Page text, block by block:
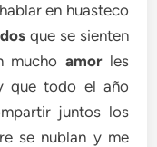
en huasteco
que se sienten
muchoamorles
que todo el año
juntos los
se nublan y me